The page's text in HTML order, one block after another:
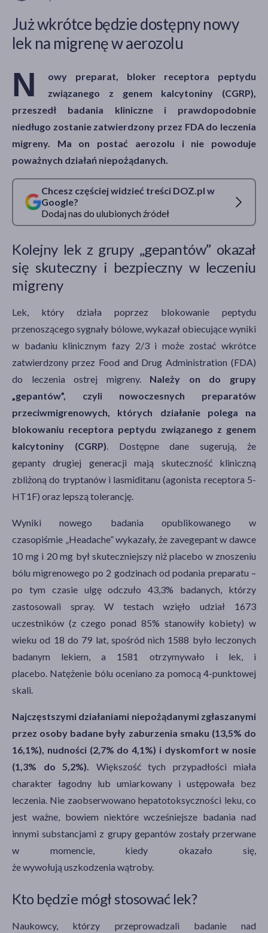
Już wkrótce będzie dostępny nowy
lek na migrenę w aerozolu
N
owy preparat, bloker receptora peptydu
związanego z genem kalcytoniny (CGRP),
przeszedł badania kliniczne i prawdopodobnie
niedługo zostanie zatwierdzony przez FDA do leczenia
migreny. Ma on postać aerozolu i nie powoduje
poważnych działań niepożądanych.
Chcesz częściej widzieć treści DOZ.pl w
Google?
Dodaj nas do ulubionych źródeł
Kolejny lek z grupy „gepantów” okazał
się skuteczny i bezpieczny w leczeniu
migreny
Lek, który działa poprzez blokowanie peptydu
przenoszącego sygnały bólowe, wykazał obiecujące wyniki
w badaniu klinicznym fazy 2/3 i może zostać wkrótce
zatwierdzony przez Food and Drug Administration (FDA)
do leczenia ostrej migreny. Należy on do grupy
„gepantów”, czyli nowoczesnych preparatów
przeciwmigrenowych, których działanie polega na
blokowaniu receptora peptydu związanego z genem
kalcytoniny (CGRP) . Dostępne dane sugerują, że
gepanty drugiej generacji mają skuteczność kliniczną
zbliżoną do tryptanów i lasmiditanu (agonista receptora 5-
HT1F) oraz lepszą tolerancję.
Wyniki nowego badania opublikowanego w
czasopiśmie „Headache” wykazały, że zavegepant w dawce
10 mg i 20 mg był skuteczniejszy niż placebo w znoszeniu
bólu migrenowego po 2 godzinach od podania preparatu –
po tym czasie ulgę odczuło 43,3% badanych, którzy
zastosowali spray. W testach wzięło udział 1673
uczestników (z czego ponad 85% stanowiły kobiety) w
wieku od 18 do 79 lat, spośród nich 1588 było leczonych
badanym lekiem, a 1581 otrzymywało i lek, i
placebo. Natężenie bólu oceniano za pomocą 4-punktowej
skali.
Najczęstszymi działaniami niepożądanymi zgłaszanymi
przez osoby badane były zaburzenia smaku (13,5% do
16,1%), nudności (2,7% do 4,1%) i dyskomfort w nosie
(1,3% do 5,2%). Większość tych przypadłości miała
charakter łagodny lub umiarkowany i ustępowała bez
leczenia. Nie zaobserwowano hepatotoksyczności leku, co
jest ważne, bowiem niektóre wcześniejsze badania nad
innymi substancjami z grupy gepantów zostały przerwane
w momencie, kiedy okazało się,
że wywołują uszkodzenia wątroby.
Kto będzie mógł stosować lek?
Naukowcy, którzy przeprowadzali badanie nad